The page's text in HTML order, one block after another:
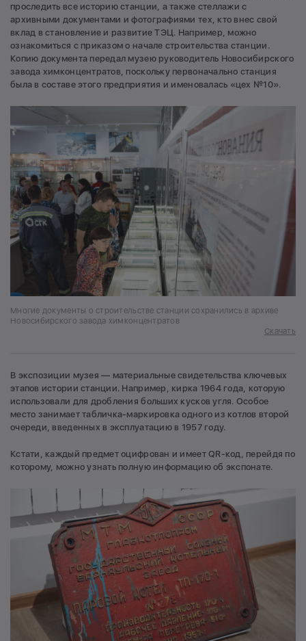
проследить все историю станции, а также стеллажи с
архивными документами и фотографиями тех, кто внес свой
вклад в становление и развитие ТЭЦ. Например, можно
ознакомиться с приказом о начале строительства станции.
Копию документа передал музею руководитель Новосибирского
завода химконцентратов, поскольку первоначально станция
была в составе этого предприятия и именовалась «цех №10».
Многие документы о строительстве станции сохранились в архиве
Новосибирского завода химконцентратов
Скачать
В экспозиции музея — материальные свидетельства ключевых
этапов истории станции. Например, кирка 1964 года, которую
использовали для дробления больших кусков угля. Особое
место занимает табличка-маркировка одного из котлов второй
очереди, введенных в эксплуатацию в 1957 году.
Кстати, каждый предмет оцифрован и имеет QR-код, перейдя по
которому, можно узнать полную информацию об экспонате.